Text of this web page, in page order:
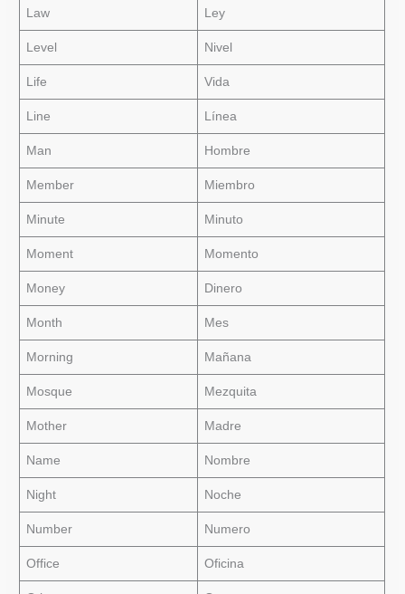
Law Ley
Level Nivel
Life Vida
Line Línea
Man Hombre
Member Miembro
Minute Minuto
Moment Momento
Money Dinero
Month Mes
Morning Mañana
Mosque Mezquita
Mother Madre
Name Nombre
Night Noche
Number Numero
Office Oficina